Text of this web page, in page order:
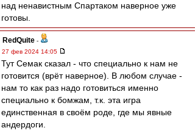
над ненавистным Спартаком наверное уже
готовы.
RedQuite -
27 фев 2024 14:05
Тут Семак сказал - что специально к нам не
готовится (врёт наверное). В любом случае -
нам то как раз надо готовиться именно
специально к бомжам, т.к. эта игра
единственная в своём роде, где мы явные
андердоги.